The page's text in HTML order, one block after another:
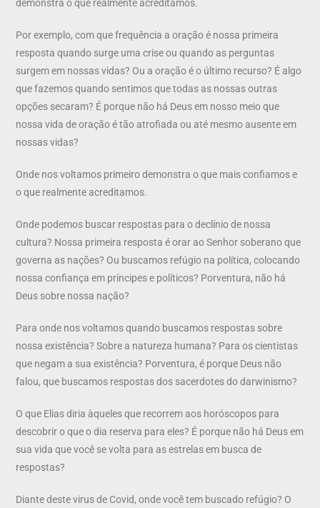
demonstra o que realmente acreditamos.
Por exemplo, com que frequência a oração é nossa primeira
resposta quando surge uma crise ou quando as perguntas
surgem em nossas vidas? Ou a oração é o último recurso? É algo
que fazemos quando sentimos que todas as nossas outras
opções secaram? É porque não há Deus em nosso meio que
nossa vida de oração é tão atrofiada ou até mesmo ausente em
nossas vidas?
Onde nos voltamos primeiro demonstra o que mais confiamos e
o que realmente acreditamos.
Onde podemos buscar respostas para o declínio de nossa
cultura? Nossa primeira resposta é orar ao Senhor soberano que
governa as nações? Ou buscamos refúgio na política, colocando
nossa confiança em príncipes e políticos? Porventura, não há
Deus sobre nossa nação?
Para onde nos voltamos quando buscamos respostas sobre
nossa existência? Sobre a natureza humana? Para os cientistas
que negam a sua existência? Porventura, é porque Deus não
falou, que buscamos respostas dos sacerdotes do darwinismo?
O que Elias diria àqueles que recorrem aos horóscopos para
descobrir o que o dia reserva para eles? É porque não há Deus em
sua vida que você se volta para as estrelas em busca de
respostas?
Diante deste virus de Covid, onde você tem buscado refúgio? O